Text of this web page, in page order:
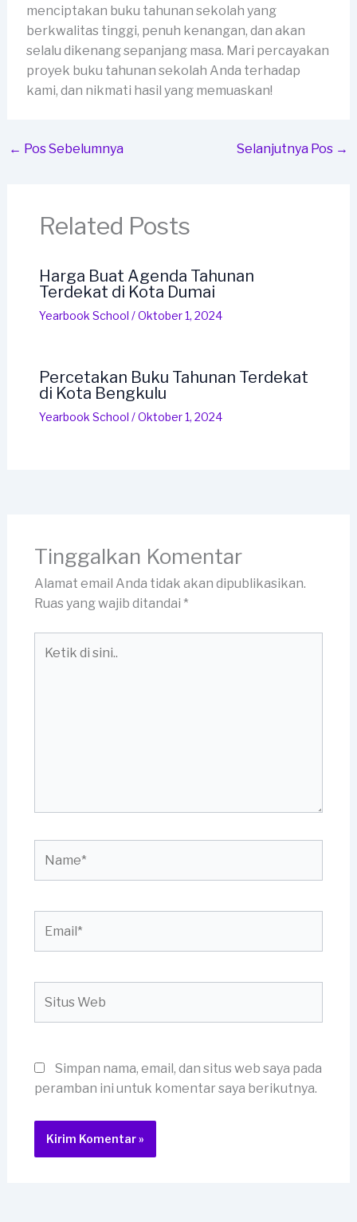
menciptakan buku tahunan sekolah yang
berkwalitas tinggi, penuh kenangan, dan akan
selalu dikenang sepanjang masa. Mari percayakan
proyek buku tahunan sekolah Anda terhadap
kami, dan nikmati hasil yang memuaskan!
← Pos Sebelumnya Selanjutnya Pos →
Related Posts
Harga Buat Agenda Tahunan
Terdekat di Kota Dumai
Yearbook School /Oktober 1, 2024
Percetakan Buku Tahunan Terdekat
di Kota Bengkulu
Yearbook School /Oktober 1, 2024
Tinggalkan Komentar
Alamat email Anda tidak akan dipublikasikan.
Ruas yang wajib ditandai *
Web
Simpan nama, email, dan situs web saya pada
peramban ini untuk komentar saya berikutnya.